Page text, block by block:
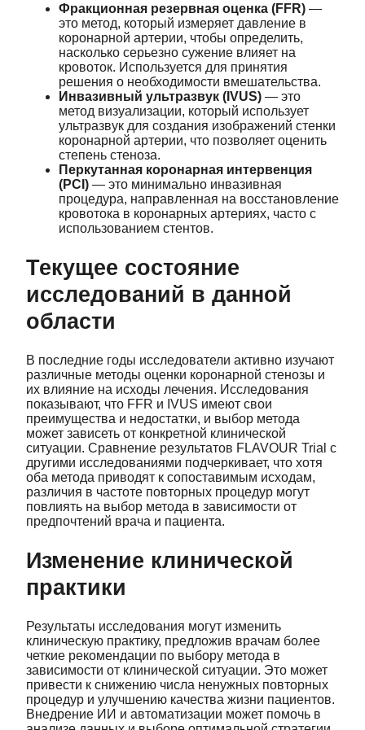
Фракционная резервная оценка (FFR) —
это метод, который измеряет давление в
коронарной артерии, чтобы определить,
насколько серьезно сужение влияет на
кровоток. Используется для принятия
решения о необходимости вмешательства.
Инвазивный ультразвук (IVUS) — это
метод визуализации, который использует
ультразвук для создания изображений стенки
коронарной артерии, что позволяет оценить
степень стеноза.
Перкутанная коронарная интервенция
(PCI) — это минимально инвазивная
процедура, направленная на восстановление
кровотока в коронарных артериях, часто с
использованием стентов.
Текущее состояние
исследований в данной
области
В последние годы исследователи активно изучают
различные методы оценки коронарной стенозы и
их влияние на исходы лечения. Исследования
показывают, что FFR и IVUS имеют свои
преимущества и недостатки, и выбор метода
может зависеть от конкретной клинической
ситуации. Сравнение результатов FLAVOUR Trial с
другими исследованиями подчеркивает, что хотя
оба метода приводят к сопоставимым исходам,
различия в частоте повторных процедур могут
повлиять на выбор метода в зависимости от
предпочтений врача и пациента.
Изменение клинической
практики
Результаты исследования могут изменить
клиническую практику, предложив врачам более
четкие рекомендации по выбору метода в
зависимости от клинической ситуации. Это может
привести к снижению числа ненужных повторных
процедур и улучшению качества жизни пациентов.
Внедрение ИИ и автоматизации может помочь в